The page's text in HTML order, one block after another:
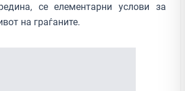
се елементарни услови за
на граѓаните.